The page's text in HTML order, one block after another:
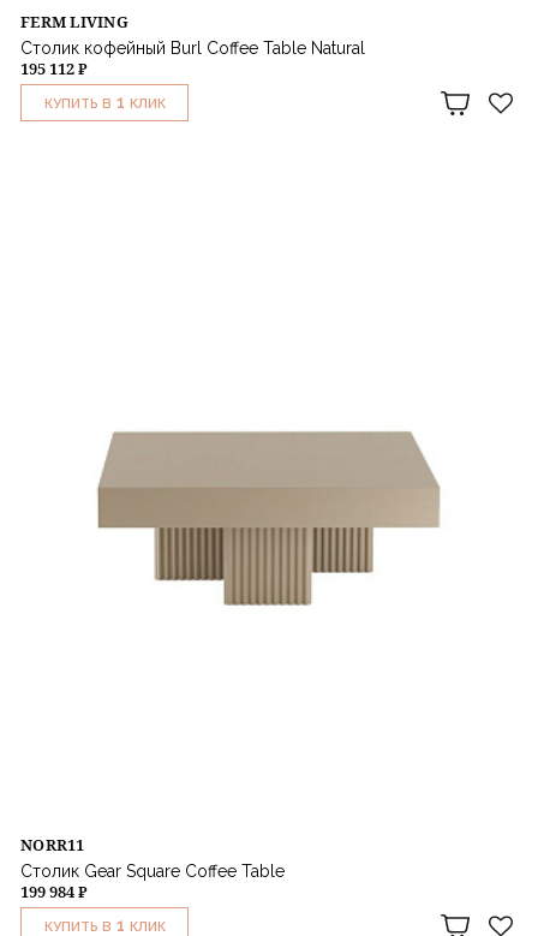
FERM LIVING
Столик кофейный Burl Coffee Table Natural
195 112 ₽
КУПИТЬ В 1 КЛИК
NORR11
Столик Gear Square Coffee Table
199 984 ₽
КУПИТЬ В 1 КЛИК